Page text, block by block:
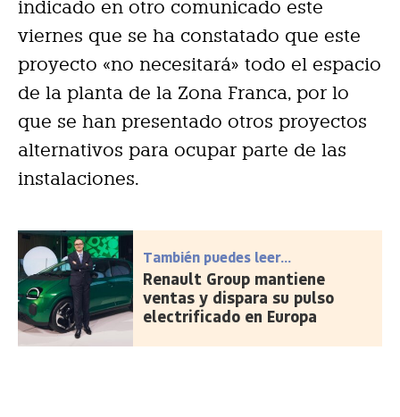
indicado en otro comunicado este
viernes que se ha constatado que este
proyecto «no necesitará» todo el espacio
de la planta de la Zona Franca, por lo
que se han presentado otros proyectos
alternativos para ocupar parte de las
instalaciones.
También puedes leer...
Renault Group mantiene
ventas y dispara su pulso
electrificado en Europa